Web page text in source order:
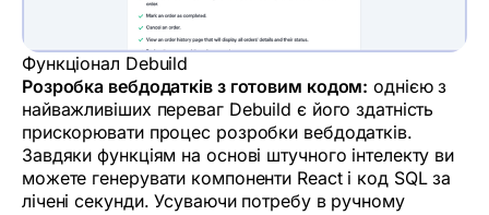
Функціонал Debuild
Розробка вебдодатків з готовим кодом: однією з
найважливіших переваг Debuild є його здатність
прискорювати процес розробки вебдодатків.
Завдяки функціям на основі штучного інтелекту ви
можете генерувати компоненти React і код SQL за
лічені секунди. Усуваючи потребу в ручному